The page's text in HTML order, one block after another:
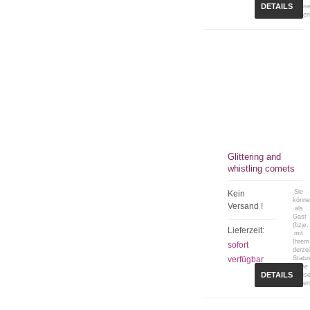
DETAILS
Glittering and
whistling comets
Kein
Versand !
Lieferzeit:
sofort
verfügbar
Sie
als
Gast
(bzw.
mit
Ihrem
keine
DETAILS